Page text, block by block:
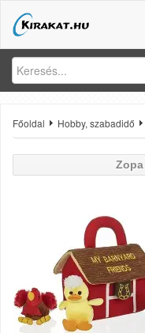
Főoldal Hobby, szabadidő
Zopa